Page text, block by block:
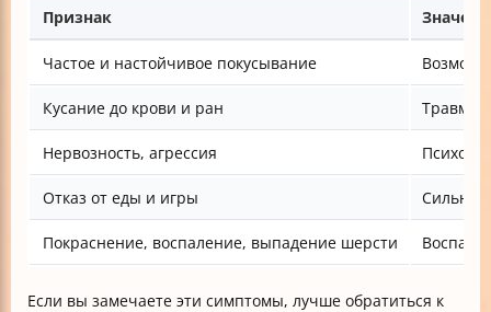
Признак
Частое и настойчивое покусывание
Кусание до крови и ран Травмы
Нервозность, агрессия
Отказ от еды и игры
Покраснение, воспаление, выпадение шерсти
Если вы замечаете эти симптомы, лучше обратиться к